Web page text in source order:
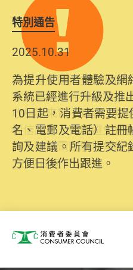
特別通告
2025.10.31
為提升使用者體驗及
系統已經進行升級及推
10日起，消費者需要
名、電郵及電話）註冊
詢及建議。所有提交紀
方便日後作出跟進。
消費者委員會